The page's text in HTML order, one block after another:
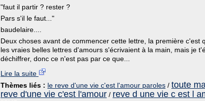
"faut il partir ? rester ?
Pars s'il le faut..."
baudelaire....
Deux choses avant de commencer cette lettre, la première c'est
les vraies belles lettres d'amours s'écrivaient à la main, mais je
déchiffrer, donc ce n'est pas par ce que...
Lire la suite
Thèmes liés : le reve d'une vie c'est l'amour paroles / toute
reve d'une vie c'est l'amour / reve d une vie c est l